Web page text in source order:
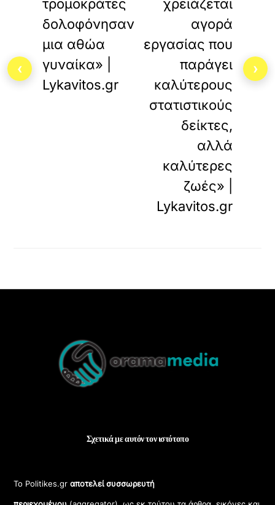
τρομοκράτες
δολοφόνησαν
μια αθώα
γυναίκα» |
Lykavitos.gr
χρειάζεται
αγορά
εργασίας που
παράγει
καλύτερους
στατιστικούς
δείκτες,
αλλά
καλύτερες
ζωές» |
Lykavitos.gr
Top
Σχετικά με αυτόν τον ιστότοπο
Το Politikes.grαποτελεί συσσωρευτή
‹ ›